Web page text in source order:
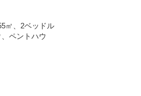
㎡、2ベッドル
ペントハウ